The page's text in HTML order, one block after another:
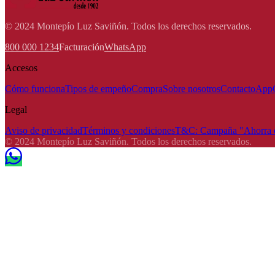
© 2024 Montepío Luz Saviñón. Todos los derechos reservados.
800 000 1234FacturaciónWhatsApp
Accesos
Cómo funcionaTipos de empeñoCompraSobre nosotrosContactoApp
Legal
Aviso de privacidadTérminos y condicionesT&C: Campaña "Ahorra
© 2024 Montepío Luz Saviñón. Todos los derechos reservados.